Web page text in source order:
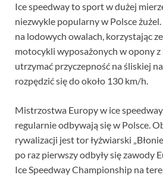
Ice speedway to sport w dużej
niezwykle popularny w Polsce
na lodowych owalach, korzystając
motocykli wyposażonych w opony z
utrzymać przyczepność na śliskiej
rozpędzić się do około 130 km/h.
Mistrzostwa Europy w ice
regularnie odbywają się w Polsce.
rywalizacji jest tor łyżwiarski
po raz pierwszy odbyły się zawody
Ice Speedway Championship na